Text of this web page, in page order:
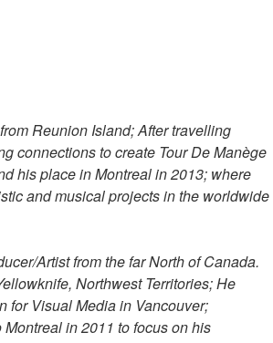
Reunion Island; After travelling
connections to create Tour De Manège
his place in Montreal in 2013; where
and musical projects in the worldwide
Artist from the far North of Canada.
Northwest Territories; He
for Visual Media in Vancouver;
in 2011 to focus on his